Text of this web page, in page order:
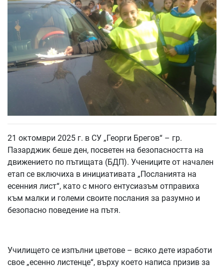
21 октомври 2025 г. в СУ „Георги Брегов“ – гр.
Пазарджик беше ден, посветен на безопасността на
движението по пътищата (БДП). Учениците от начален
етап се включиха в инициативата „Посланията на
есенния лист“, като с много ентусиазъм отправиха
към малки и големи своите послания за разумно и
безопасно поведение на пътя.
Училището се изпълни цветове – всяко дете изработи
свое „есенно листенце“, върху което написа призив за